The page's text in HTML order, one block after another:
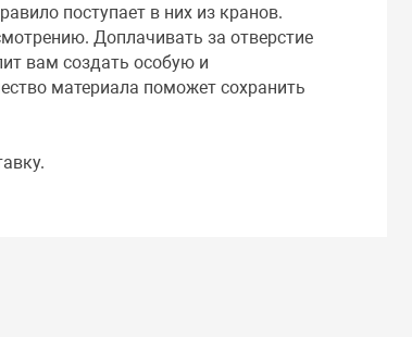
поступает в них из кранов.
Доплачивать за отверстие
вам создать особую и
материала поможет сохранить